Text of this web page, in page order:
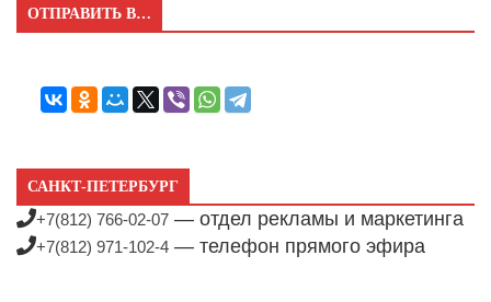
ОТПРАВИТЬ В…
САНКТ-ПЕТЕРБУРГ
+7(812) 766-02-07 — отдел рекламы и маркетинга
+7(812) 971-102-4 — телефон прямого эфира